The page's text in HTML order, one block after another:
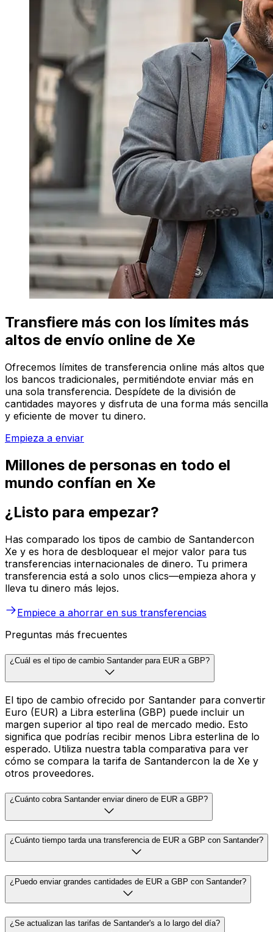
Transfiere más con los límites más
altos de envío online de Xe
Ofrecemos límites de transferencia online más altos que
los bancos tradicionales, permitiéndote enviar más en
una sola transferencia. Despídete de la división de
cantidades mayores y disfruta de una forma más sencilla
y eficiente de mover tu dinero.
Empieza a enviar
Millones de personas en todo el
mundo confían en Xe
¿Listo para empezar?
Has comparado los tipos de cambio de Santandercon
Xe y es hora de desbloquear el mejor valor para tus
transferencias internacionales de dinero. Tu primera
transferencia está a solo unos clics—empieza ahora y
lleva tu dinero más lejos.
Empiece a ahorrar en sus transferencias
Preguntas más frecuentes
¿Cuál es el tipo de cambio Santander para EUR a GBP?
El tipo de cambio ofrecido por Santander para convertir
Euro (EUR) a Libra esterlina (GBP) puede incluir un
margen superior al tipo real de mercado medio. Esto
significa que podrías recibir menos Libra esterlina de lo
esperado. Utiliza nuestra tabla comparativa para ver
cómo se compara la tarifa de Santandercon la de Xe y
otros proveedores.
¿Cuánto cobra Santander enviar dinero de EUR a GBP?
¿Cuánto tiempo tarda una transferencia de EUR a GBP con Santander?
¿Puedo enviar grandes cantidades de EUR a GBP con Santander?
¿Se actualizan las tarifas de Santander's a lo largo del día?